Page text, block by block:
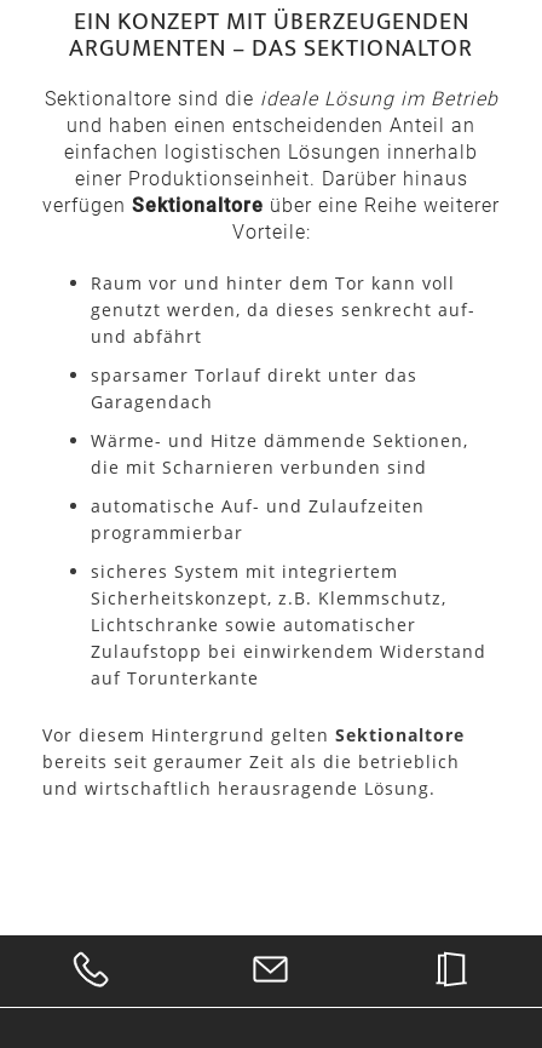
EIN KONZEPT MIT ÜBERZEUGENDEN
ARGUMENTEN – DAS SEKTIONALTOR
Sektionaltore sind die ideale Lösung im Betrieb
und haben einen entscheidenden Anteil an
einfachen logistischen Lösungen innerhalb
einer Produktionseinheit. Darüber hinaus
verfügen Sektionaltore über eine Reihe weiterer
Vorteile:
Raum vor und hinter dem Tor kann voll
genutzt werden, da dieses senkrecht auf-
und abfährt
sparsamer Torlauf direkt unter das
Garagendach
Wärme- und Hitze dämmende Sektionen,
die mit Scharnieren verbunden sind
automatische Auf- und Zulaufzeiten
programmierbar
sicheres System mit integriertem
Sicherheitskonzept, z.B. Klemmschutz,
Lichtschranke sowie automatischer
Zulaufstopp bei einwirkendem Widerstand
auf Torunterkante
Vor diesem Hintergrund gelten Sektionaltore
bereits seit geraumer Zeit als die betrieblich
und wirtschaftlich herausragende Lösung.